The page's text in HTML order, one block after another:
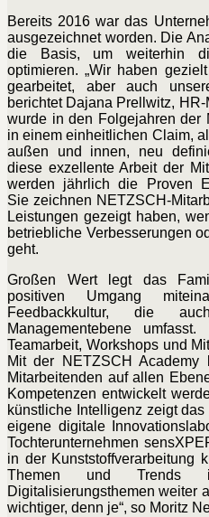
Bereits 2016 war das
ausgezeichnet worden. Die
die Basis, um weiterhin
optimieren. „Wir haben
gearbeitet, aber auch
berichtet Dajana Prellwitz,
wurde in den Folgejahren der
in einem einheitlichen Claim,
außen und innen, neu
diese exzellente Arbeit der
werden jährlich die Proven
Sie zeichnen NETZSCH-
Leistungen gezeigt haben,
betriebliche Verbesserungen
geht.
Großen Wert legt das
positiven Umgang
Feedbackkultur, die
Managementebene
Teamarbeit, Workshops und
Mit der NETZSCH
Mitarbeitenden auf allen
Kompetenzen entwickelt
künstliche Intelligenz zeigt
eigene digitale
Tochterunternehmen
in der Kunststoffverarbeitung
Themen und
Digitalisierungsthemen weiter
wichtiger, denn je“, so Moritz